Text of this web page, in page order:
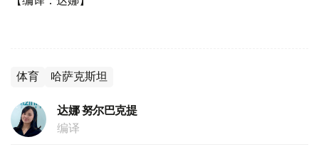
体育 哈萨克斯坦
达娜 努尔巴克提
编译